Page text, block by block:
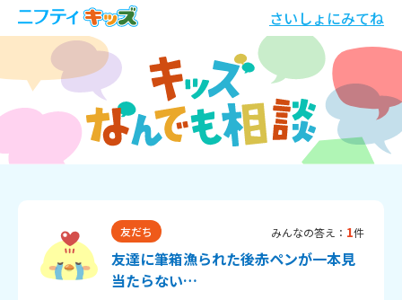
さいしょにみてね
友だち みんなの答え： 1件
友達に筆箱漁られた後赤ペンが一本見
当たらない…